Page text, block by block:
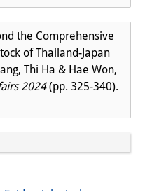
the Comprehensive
of Thailand-Japan
Thi Ha & Hae Won,
2024(pp. 325-340).